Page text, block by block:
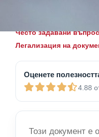
Често задавани
Легализация на
Оценете
4.88
Този документ е